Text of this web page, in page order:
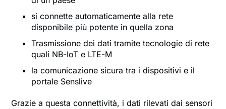
si connette automaticamente alla rete
disponibile più potente in quella zona
Trasmissione dei dati tramite tecnologie di rete
quali NB-IoT e LTE-M
la comunicazione sicura tra i dispositivi e il
portale Senslive
Grazie a questa connettività, i dati rilevati dai sensori